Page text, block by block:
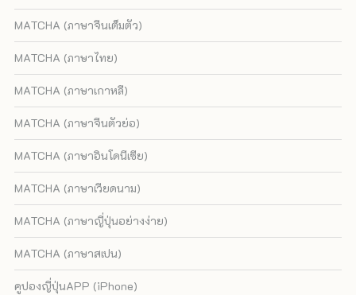
MATCHA (ภาษาจีนเต็มตัว)
MATCHA (ภาษาไทย)
MATCHA (ภาษาเกาหลี)
MATCHA (ภาษาจีนตัวย่อ)
MATCHA (ภาษาอินโดนีเซีย)
MATCHA (ภาษาเวียดนาม)
MATCHA (ภาษาญี่ปุ่นอย่างง่าย)
MATCHA (ภาษาสเปน)
คูปองญี่ปุ่นAPP (iPhone)